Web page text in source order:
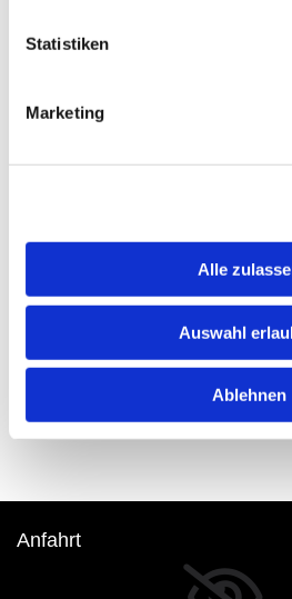
Statistiken
Marketing
Alle
Auswahl
Ablehnen
zum Datenschutz,
Rechten, finden Sie in unserer
Anfahrt